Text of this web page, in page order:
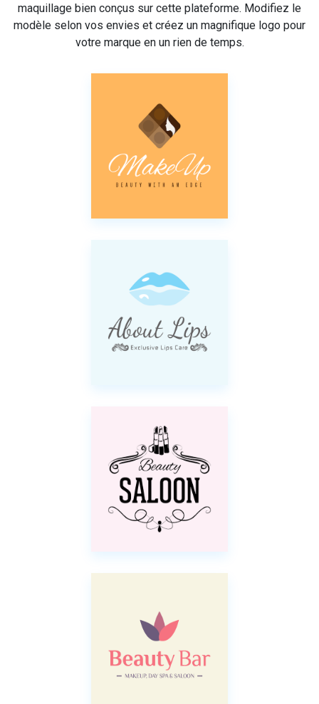
maquillage bien conçus sur cette plateforme. Modifiez le
modèle selon vos envies et créez un magnifique logo pour
votre marque en un rien de temps.